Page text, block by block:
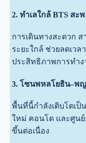
2. ทำเลใกล้ BTS สะ
การเดินทางสะดวก ส
ระยะใกล้ ช่วยลดเวล
ประสิทธิภาพการทำง
3. โซนพหลโยธิน–พ
พื้นที่นี้กำลังเติบโตเป็
ใหม่ คอนโด และศูน
ขึ้นต่อเนื่อง